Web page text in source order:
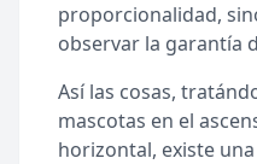
proporcionalidad,
observar la garantía
Así las cosas,
mascotas en el
horizontal, existe